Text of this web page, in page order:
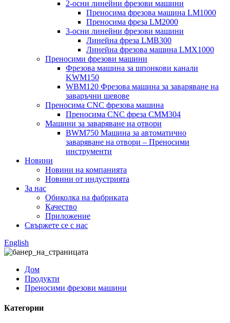
2-осни линейни фрезови машини
Преносима фрезова машина LM1000
Преносима фреза LM2000
3-осни линейни фрезови машини
Линейна фреза LMB300
Линейна фрезова машина LMX1000
Преносими фрезови машини
Фрезова машина за шпонкови канали
KWM150
WBM120 Фрезова машина за заваряване на
заваръчни шевове
Преносима CNC фрезова машина
Преносима CNC фреза CMM304
Машини за заваряване на отвори
BWM750 Машина за автоматично
заваряване на отвори – Преносими
инструменти
Новини
Новини на компанията
Новини от индустрията
За нас
Обиколка на фабриката
Качество
Приложение
Свържете се с нас
English
Дом
Продукти
Преносими фрезови машини
Категории